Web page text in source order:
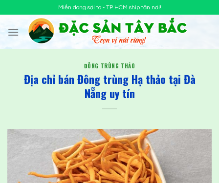
nội
Miến dong sợi to - TP HCM ship tận nơi!
ĐÔNG TRÙNG THẢO
Địa chỉ bán Đông trùng Hạ thảo tại Đà
Nẵng uy tín